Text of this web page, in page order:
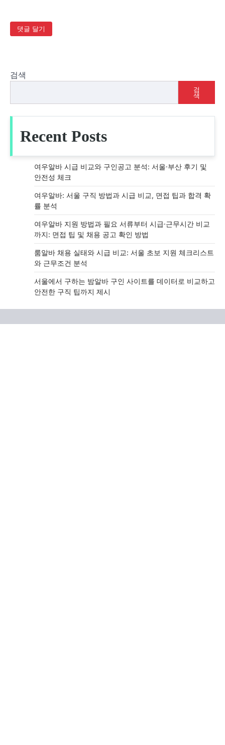
검색
검
색
Recent Posts
여우알바 시급 비교와 구인공고 분석: 서울·부산 후기 및
안전성 체크
여우알바: 서울 구직 방법과 시급 비교, 면접 팁과 합격 확
률 분석
여우알바 지원 방법과 필요 서류부터 시급·근무시간 비교
까지: 면접 팁 및 채용 공고 확인 방법
룸알바 채용 실태와 시급 비교: 서울 초보 지원 체크리스트
와 근무조건 분석
서울에서 구하는 밤알바 구인 사이트를 데이터로 비교하고
안전한 구직 팁까지 제시